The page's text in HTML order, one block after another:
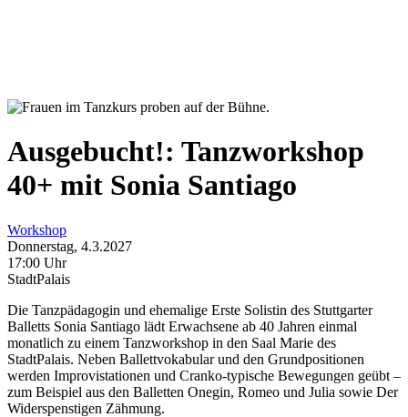
Ausgebucht!: Tanzworkshop
40+ mit Sonia Santiago
Workshop
Donnerstag, 4.3.2027
17:00 Uhr
StadtPalais
Die Tanzpädagogin und ehemalige Erste Solistin des Stuttgarter
Balletts Sonia Santiago lädt Erwachsene ab 40 Jahren einmal
monatlich zu einem Tanzworkshop in den Saal Marie des
StadtPalais. Neben Ballettvokabular und den Grundpositionen
werden Improvistationen und Cranko-typische Bewegungen geübt –
zum Beispiel aus den Balletten Onegin, Romeo und Julia sowie Der
Widerspenstigen Zähmung.